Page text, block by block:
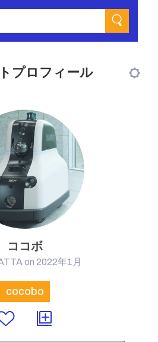
プロフィール
ココボ
on 2022年1月
cocobo